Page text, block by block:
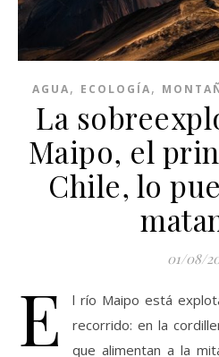
AGUA, ECOLOGÍA,
La
Maipo, el
Chile, lo
01/08/
E
l río Maipo está
recorrido: en la
que alimentan a la